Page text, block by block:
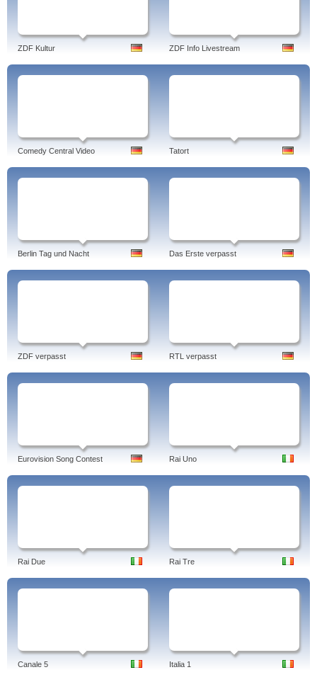
ZDF Kultur ZDF Info Livestream
Comedy Central Video Tatort
Berlin Tag und Nacht Das Erste verpasst
ZDF verpasst RTL verpasst
Eurovision Song Contest Rai Uno
Rai Due Rai Tre
Canale 5 Italia 1